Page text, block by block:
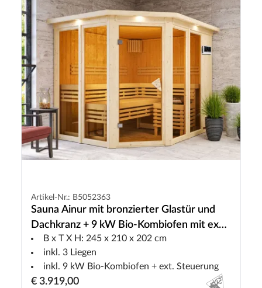
Artikel-Nr.: B5052363
Sauna Ainur mit bronzierter Glastür und
Dachkranz + 9 kW Bio-Kombiofen mit ext.
Strg.B x T X H: 245 x 210 x 202 cm
inkl. 3 Liegen
inkl. 9 kW Bio-Kombiofen + ext. Steuerung
€ 3.919,00